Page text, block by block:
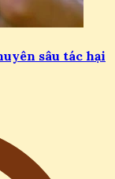
sâu tác hại